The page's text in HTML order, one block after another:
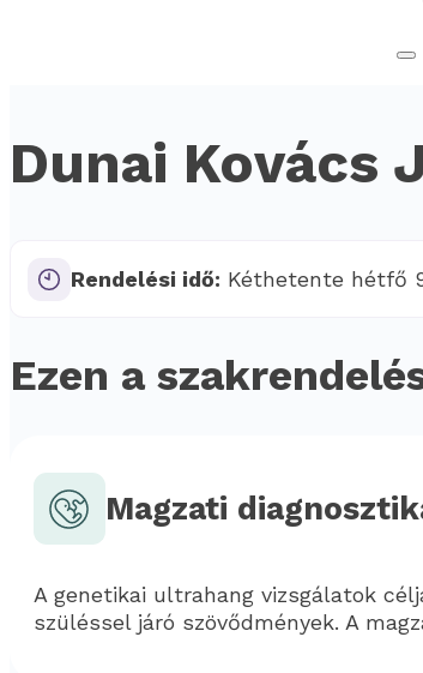
Dunai Kovács
Rendelési idő: Kéthetente hétfő
Ezen a
Magzati
A genetikai ultrahang vizsgálatok
szüléssel járó szövődmények. A